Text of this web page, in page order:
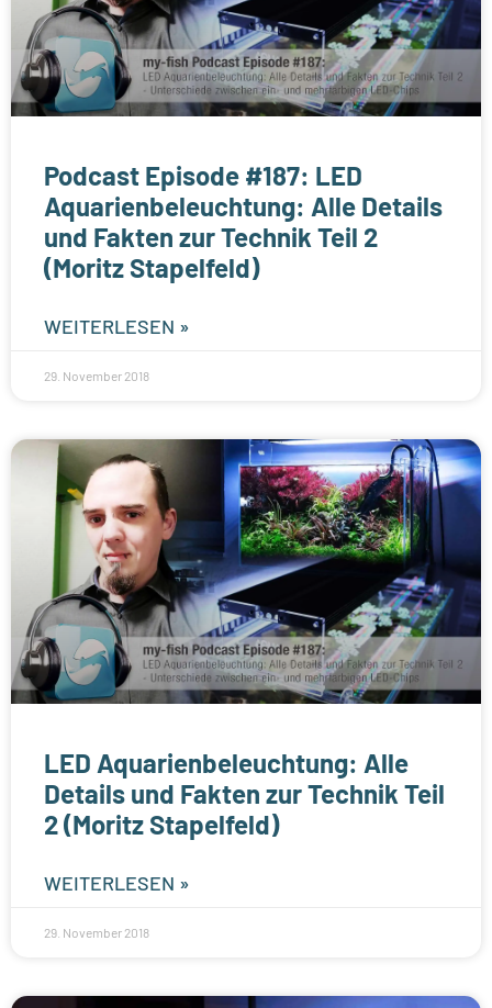
Podcast Episode #187: LED
Aquarienbeleuchtung: Alle Details
und Fakten zur Technik Teil 2
(Moritz Stapelfeld)
WEITERLESEN »
29. November 2018
LED Aquarienbeleuchtung: Alle
Details und Fakten zur Technik Teil
2 (Moritz Stapelfeld)
WEITERLESEN »
29. November 2018